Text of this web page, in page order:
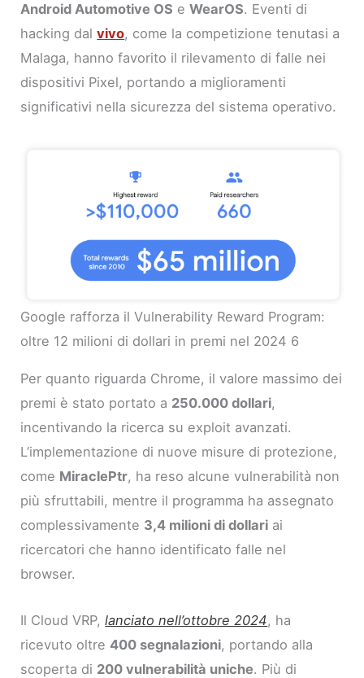
Android Automotive OS eWearOS. Eventi di
hacking dalvivo, come la competizione tenutasi a
Malaga, hanno favorito il rilevamento di falle nei
dispositivi Pixel, portando a miglioramenti
significativi nella sicurezza del sistema operativo.
Google rafforza il Vulnerability Reward Program:
oltre 12 milioni di dollari in premi nel 2024 6
Per quanto riguarda Chrome, il valore massimo dei
premi è stato portato a 250.000 dollari,
incentivando la ricerca su exploit avanzati.
L’implementazione di nuove misure di protezione,
come MiraclePtr, ha reso alcune vulnerabilità non
più sfruttabili, mentre il programma ha assegnato
complessivamente 3,4 milioni di dollari ai
ricercatori che hanno identificato falle nel
browser.
Il Cloud VRP,lanciato nell’ottobre 2024, ha
ricevuto oltre400 segnalazioni, portando alla
scoperta di 200 vulnerabilità uniche. Più di